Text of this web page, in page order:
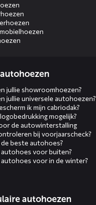
jullie showroomhoezen?
jullie universele autohoezen?
ik mijn cabriodak?
mogelijk?
de autowinterstalling
bij voorjaarscheck?
beste autohoes?
autohoes voor buiten?
autohoes voor in de winter?
autohoezen